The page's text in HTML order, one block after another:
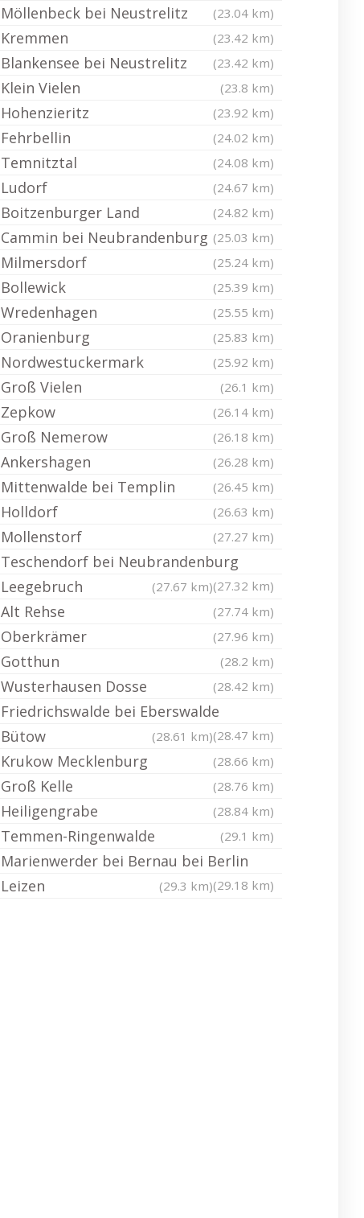
Möllenbeck bei Neustrelitz (23.04 km)
Kremmen (23.42 km)
Blankensee bei Neustrelitz (23.42 km)
Klein Vielen (23.8 km)
Hohenzieritz (23.92 km)
Fehrbellin (24.02 km)
Temnitztal (24.08 km)
Ludorf (24.67 km)
Boitzenburger Land (24.82 km)
Cammin bei Neubrandenburg (25.03 km)
Milmersdorf (25.24 km)
Bollewick (25.39 km)
Wredenhagen (25.55 km)
Oranienburg (25.83 km)
Nordwestuckermark (25.92 km)
Groß Vielen (26.1 km)
Zepkow (26.14 km)
Groß Nemerow (26.18 km)
Ankershagen (26.28 km)
Mittenwalde bei Templin (26.45 km)
Holldorf (26.63 km)
Mollenstorf (27.27 km)
Teschendorf bei Neubrandenburg
(27.32 km)
Leegebruch (27.67 km)
Alt Rehse (27.74 km)
Oberkrämer (27.96 km)
Gotthun (28.2 km)
Wusterhausen Dosse (28.42 km)
Friedrichswalde bei Eberswalde
(28.47 km)
Bütow (28.61 km)
Krukow Mecklenburg (28.66 km)
Groß Kelle (28.76 km)
Heiligengrabe (28.84 km)
Temmen-Ringenwalde (29.1 km)
Marienwerder bei Bernau bei Berlin
(29.18 km)
Leizen (29.3 km)